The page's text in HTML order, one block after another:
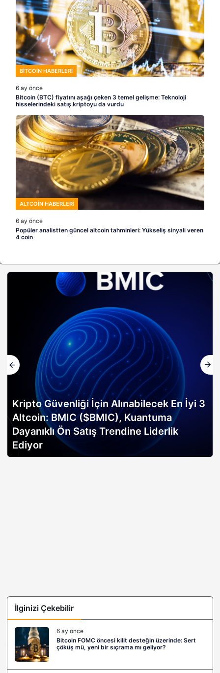
BITCOIN HABERLERI
6 ay önce
Bitcoin (BTC) fiyatını aşağı çeken 3 temel gelişme: Teknoloji
hisselerindeki satış kriptoyu da vurdu
ALTCOIN HABERLERI
6 ay önce
Popüler analistten güncel altcoin tahminleri: Yükseliş sinyali veren
4 coin
Kripto Güvenliği İçin Alınabilecek En İyi 3
Altcoin: BMIC ($BMIC), Kuantuma
Dayanıklı Ön Satış Trendine Liderlik
Ediyor
İlginizi Çekebilir
6 ay önce
Bitcoin FOMC öncesi kilit desteğin üzerinde: Sert
çöküş mü, yeni bir sıçrama mı geliyor?